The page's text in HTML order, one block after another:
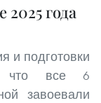
года
и подготовки
что все 6
завоевали